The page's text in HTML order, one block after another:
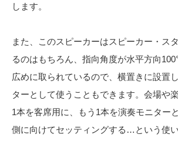
します。
また、このスピーカーはスピーカー・ス
るのはもちろん、指向角度が水平方向
広めに取られているので、横置きに設置
ターとして使うこともできます。会場や
1本を客席用に、もう1本を演奏モニター
側に向けてセッティングする…という使